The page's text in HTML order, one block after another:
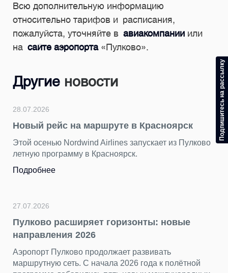
Всю дополнительную информацию
относительно тарифов и расписания,
пожалуйста, уточняйте в авиакомпании или
на сайте аэропорта«Пулково».
Другие новости
28.07.2026
Новый рейс на маршруте в Красноярск
Этой осенью Nordwind Airlines запускает из Пулково
летную программу в Красноярск.
Подробнее
27.07.2026
Пулково расширяет горизонты: новые
направления 2026
Аэропорт Пулково продолжает развивать
маршрутную сеть. С начала 2026 года к полётной
Подпишитесь на рассылку